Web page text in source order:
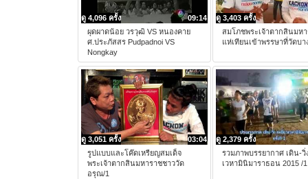
09:14
ดู 4,096 ครั้ง
ผุดผาดน้อย วรวุฒิ VS หนองคาย
ศ.ประภัสสร Pudpadnoi VS
Nongkay
ดู 3,403 ครั้ง
สมโภชพระเจ้าตากสินมห
แห่เทียนเข้าพรรษาที่วัดบา
03:04
ดู 3,051 ครั้ง
รูปแบบและโค๊ดเหรียญสมเด็จ
พระเจ้าตากสินมหาราชชาววัด
อรุณ/1
ดู 2,379 ครั้ง
รวมภาพบรรยากาศ เดิน-วิ่
เวหามินิมาราธอน 2015 /1